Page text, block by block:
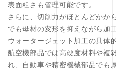
表面粗さも管理可能です。
さらに、切削力がほとんどかか
でも母材の変形を抑えながら加
ウォータージェット加工の具体
航空機部品では高硬度材料や複
れ、自動車や精密機械部品でも